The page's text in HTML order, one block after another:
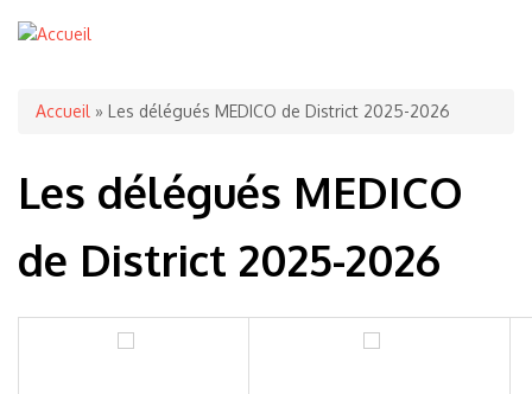
Vous êtes ici
Accueil » Les délégués MEDICO de District 2025-2026
Les délégués MEDICO
de District 2025-2026